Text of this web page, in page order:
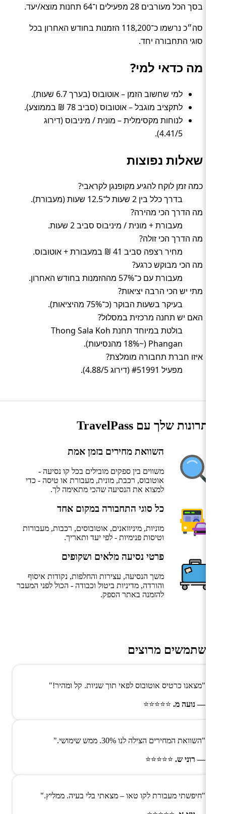
בסך הכל מעורבים 28 מפעילים ו־64 תחנות מוצא/יעד.
סה״כ נרשמו כ־118,200 הזמנות בחודש האחרון בכל
סוגי התחבורה יחד.
מה כדאי למי?
למי שחשוב הזמן – אוטובוס (בערך 6.7 שעות).
לתקציב מוגבל – אוטובוס (סביב 78 ₪ בממוצע).
לנוחות מקסימלית – מונית / מיניבוס (דירוג
4.41/5).
שאלות נפוצות
כמה זמן לוקח להגיע מקופנגן לקראבי?
בדרך כלל בין 2 שעות ל־12.5 שעות (מעבורת).
מה הדרך הכי מהירה?
מעבורת + מונית / מיניבוס סביב 2 שעות.
מה הדרך הכי זולה?
מחיר רצפה סביב 41 ₪ במעבורת + אוטובוס.
מה הכי מבוקש כרגע?
מעבורת עם כ־57% מההזמנות בחודש האחרון.
מתי יש הכי הרבה יציאות?
בעיקר בשעות הבוקר (כ־75% מהיציאות).
האם יש תחנה מרכזית במסלול?
בולטת במיוחד תחנת Thong Sala Koh
Phangan (~18% מהנסיעות).
איזו חברת תחבורה מומלצת?
מפעיל #51991 (דירוג 4.88/5).
היתרונות שלך עם TravelPass
השוואת מחירים בזמן אמת
משווים בין ספקים מובילים בכל קו נסיעה -
אוטובוס, רכבת, מונית, מעבורת או טיסה - כדי
למצוא את הנסיעה שהכי מתאימה לך.
כל סוגי התחבורה במקום אחד
מוניות, מיניוואנים, אוטובוסים, רכבות, מעבורות
וטיסות פנימיות - לפי יעד ותאריך.
פרטי נסיעה מלאים ושקופים
משך הנסיעה, עצירות והחלפות, נקודות איסוף
והורדה, מדיניות ביטול וכבודה - הכול לפני המעבר
להזמנה באתר הספק.
משתמשים מרוצים
"מצאנו כרטיס אוטובוס לפאי תוך שניות. קל ומהיר!"
— נועה מ. ⭐⭐⭐⭐⭐
"השוואת המחירים הצילה לנו 30%. ממש שימושי."
— רוני ש. ⭐⭐⭐⭐⭐
"חיפשתי מעבורת לקו טאו – מצאתי בלי בעיה. ממליץ."